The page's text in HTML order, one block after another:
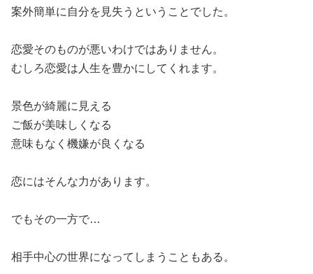
案外簡単に自分を見失うということでした。
恋愛そのものが悪いわけではありません。
むしろ恋愛は人生を豊かにしてくれます。
景色が綺麗に見える
ご飯が美味しくなる
意味もなく機嫌が良くなる
恋にはそんな力があります。
でもその一方で…
相手中心の世界になってしまうこともある。